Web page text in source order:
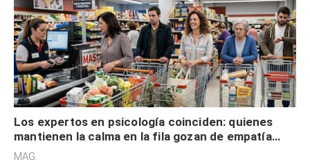
Los expertos en psicología coinciden: quienes
mantienen la calma en la fila gozan de empatía
cognitiva, gratitud y no solo tienen autocontrol
MAG.